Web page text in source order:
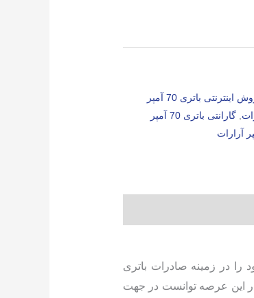
فروش اینترنتی باتری 70 آمپر
,
گارانتی باتری 70 آمپر
سهامی خاص فعال در زمینه تولید باتری می باشد که در سال 1384 فعالیت خود را در زمینه صادرات باتری
این عرصه توانست در جهت